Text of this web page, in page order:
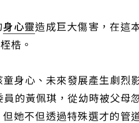
身心靈造成巨大傷害，在這
梏。
身心、未來發展產生劇烈
的黃佩琪，從幼時被父母
她不但透過特殊選才的管